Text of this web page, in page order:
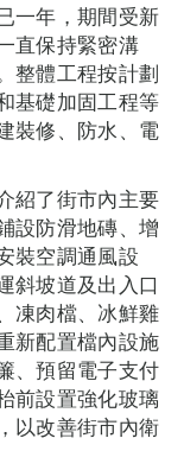
一年，期間受新
直保持緊密溝
整體工程按計劃
基礎加固工程等
裝修、防水、電
紹了街市內主要
設防滑地磚、增
裝空調通風設
斜坡道及出入口
凍肉檔、冰鮮雞
新配置檔內設施
、預留電子支付
前設置強化玻璃
以改善街市內衛